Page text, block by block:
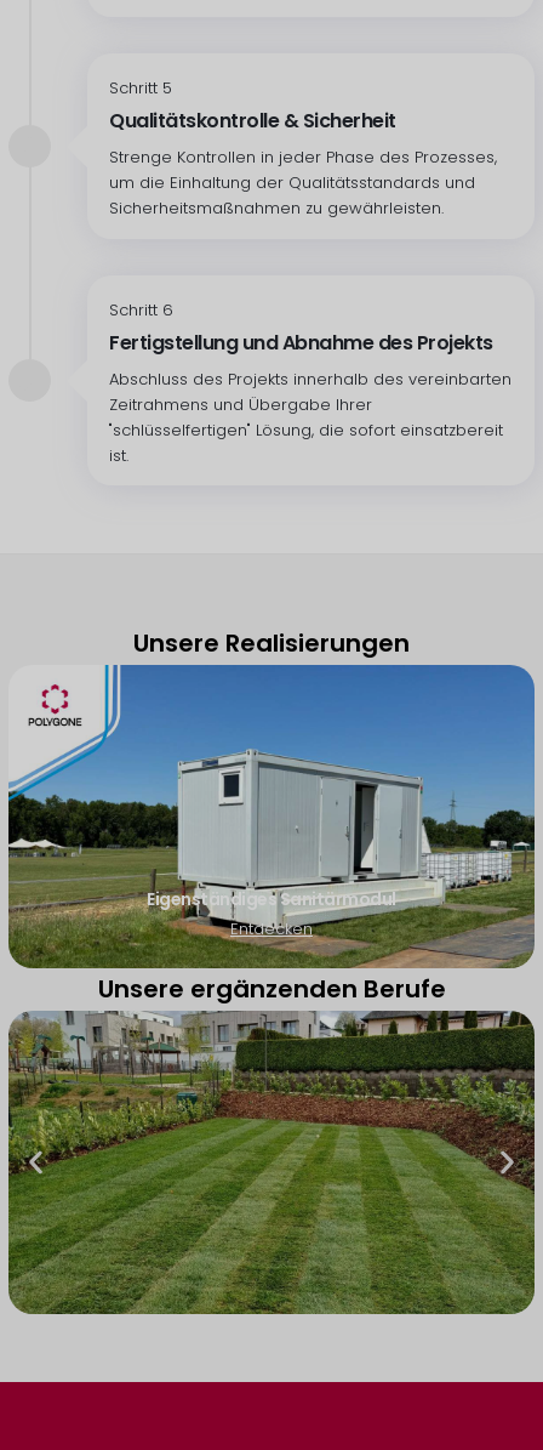
Schritt 5
Qualitätskontrolle & Sicherheit
Strenge Kontrollen in jeder Phase des Prozesses,
um die Einhaltung der Qualitätsstandards und
Sicherheitsmaßnahmen zu gewährleisten.
Schritt 6
Fertigstellung und Abnahme des Projekts
Abschluss des Projekts innerhalb des vereinbarten
Zeitrahmens und Übergabe Ihrer
"schlüsselfertigen" Lösung, die sofort einsatzbereit
ist.
Unsere Realisierungen
Eigenständiges Sanitärmodul
Entdecken
Unsere ergänzenden Berufe